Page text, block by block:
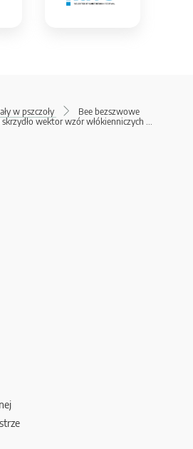
w pszczoły
Bee bezszwowe
wektor wzór włókienniczych ...